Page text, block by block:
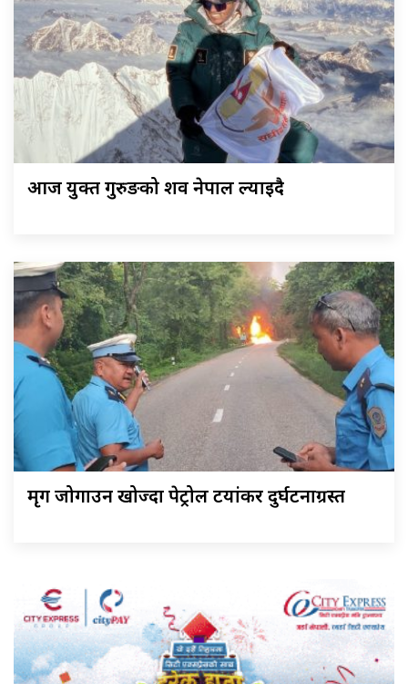
आज युक्त गुरुङको शव नेपाल ल्याइदै
मृग जोगाउन खोज्दा पेट्रोल टयांकर दुर्घटनाग्रस्त